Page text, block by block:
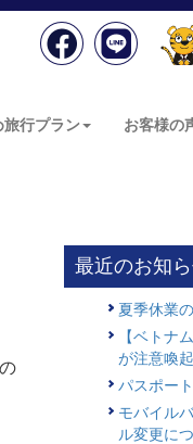
旅行プラン お客様の
最近のお知
夏季休業
【ベトナ
が注意喚起
パスポー
モバイル
ル変更に